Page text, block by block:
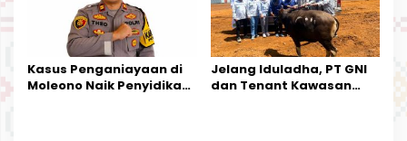
Kasus Penganiayaan di
Moleono Naik Penyidikan,
Jelang Iduladha, PT GNI
dan Tenant Kawasan